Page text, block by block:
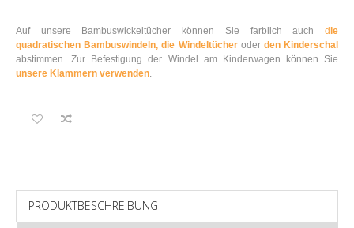
Auf unsere Bambuswickeltücher können Sie farblich auch die
quadratischen Bambuswindeln, die Windeltücheroder den Kinderschal
abstimmen. Zur Befestigung der Windel am Kinderwagen können Sie
unsere Klammern verwenden.
PRODUKTBESCHREIBUNG